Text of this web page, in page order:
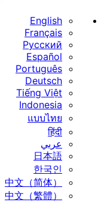
قص
الاصطناعي
متصفحك.
هنا
English
Français
Русский
Español
Português
Deutsch
Tiếng Việt
Indonesia
แบบไทย
हिंदी
عربي
日本語
한국인
中文（简体）
中文（繁體）